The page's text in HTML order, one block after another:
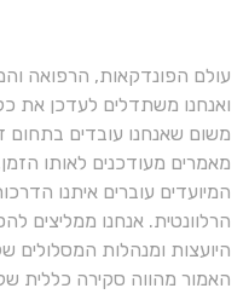
עולם הפונדקאות, הרפואה
ואנחנו משתדלים לעדכן את
משום שאנחנו עובדים בתחום
מאמרים מעודכנים לאותו
המיועדים עוברים איתנו
הרלוונטית. אנחנו ממליצים
היועצות ומנהלות המסלולים
האמור מהווה סקירה כללית של